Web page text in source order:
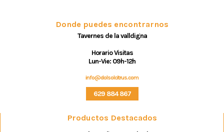
Donde puedes encontrarnos
Tavernes de la valldigna
Horario Visitas
Lun-Vie: 09h-12h
info@dolsolcitrus.com
629 884 867
Productos Destacados